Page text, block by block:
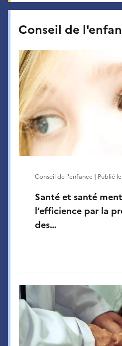
Conseil de
Santé et santé
l’efficience par la
des…
Conseil de l'enfance | Publié le